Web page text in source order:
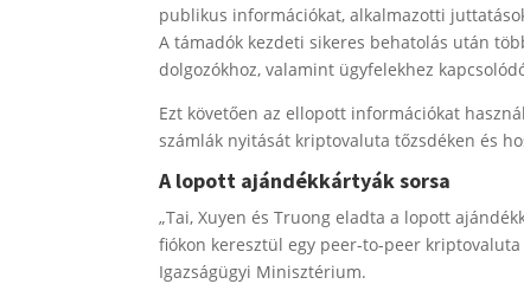
publikus információkat, alkalmazotti
A támadók kezdeti sikeres behatolás után
dolgozókhoz, valamint ügyfelekhez
Ezt követően az ellopott információkat
számlák nyitását kriptovaluta tőzsdéken és
A lopott ajándékkártyák sorsa
„Tai, Xuyen és Truong eladta a lopott
fiókon keresztül egy peer-to-peer
Igazságügyi Minisztérium.